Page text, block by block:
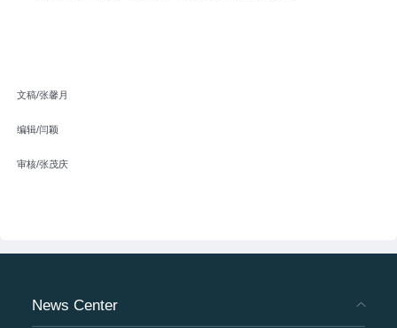
文稿/张馨月
编辑/闫颖
审核/张茂庆
News Center